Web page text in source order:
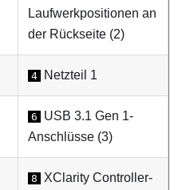
Laufwerkpositionen an
der Rückseite (2)
4 Netzteil 1
6
USB 3.1 Gen 1-
Anschlüsse (3)
8
XClarity Controller-